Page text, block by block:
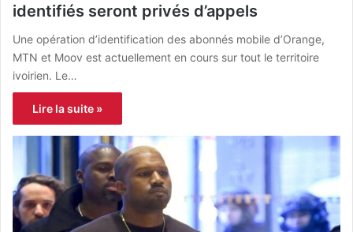
identifiés seront privés d’appels
Une opération d’identification des abonnés mobile d’Orange,
MTN et Moov est actuellement en cours sur tout le territoire
ivoirien. Le…
Lire la suite »